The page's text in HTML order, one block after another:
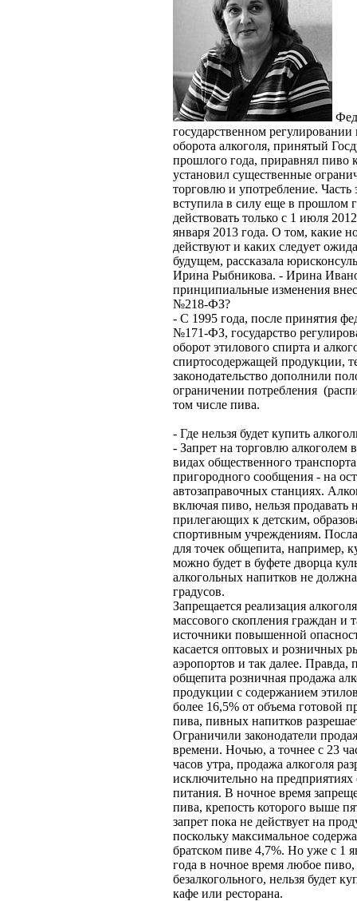
государственном регулировании
оборота алкоголя, принятый
прошлого года, приравнял пиво
установил существенные
торговлю и употребление. Часть
вступила в силу еще в прошлом
действовать только с 1 июля
января 2013 года. О том, какие
действуют и каких следует
будущем, рассказала
Ирина Рыбникова. - Ирина
принципиальные изменения
№218-ФЗ?
- С 1995 года, после принятия
№171-ФЗ, государство
оборот этилового спирта и
спиртосодержащей продукции,
законодательство дополнили
ограничении потребления
том числе пива.
- Где нельзя будет купить
- Запрет на торговлю алкоголем
видах общественного
пригородного сообщения - на
автозаправочных станциях.
включая пиво, нельзя продавать
прилегающих к детским,
спортивным учреждениям.
для точек общепита, например,
можно будет в буфете дворца
алкогольных напитков не
градусов.
Запрещается реализация
массового скопления граждан и
источники повышенной
касается оптовых и розничных
аэропортов и так далее. Правда,
общепита розничная продажа
продукции с содержанием
более 16,5% от объема готовой
пива, пивных напитков
Ограничили законодатели
времени. Ночью, а точнее с 23
часов утра, продажа алкоголя
исключительно на
питания. В ночное время
пива, крепость которого выше
запрет пока не действует на
поскольку максимальное
братском пиве 4,7%. Но уже с 1
года в ночное время любое пиво,
безалкогольного, нельзя будет
кафе или ресторана.